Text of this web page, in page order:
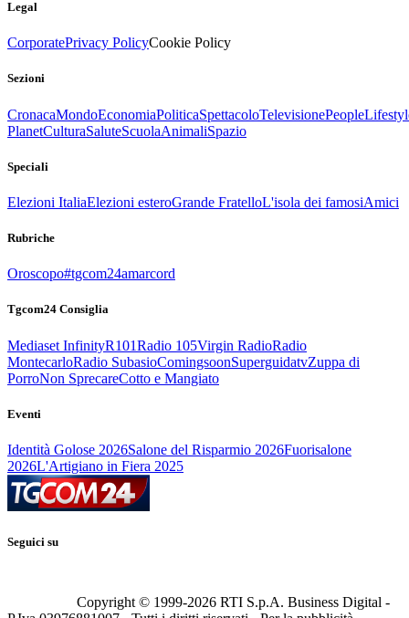
Legal
CorporatePrivacy PolicyCookie Policy
Sezioni
CronacaMondoEconomiaPoliticaSpettacoloTelevisionePeople
PlanetCulturaSaluteScuolaAnimaliSpazio
Speciali
Elezioni ItaliaElezioni esteroGrande FratelloL'isola dei famosiAmici
Rubriche
Oroscopo#tgcom24amarcord
Tgcom24 Consiglia
Mediaset InfinityR101Radio 105Virgin RadioRadio
MontecarloRadio SubasioComingsoonSuperguidatvZuppa di
PorroNon SprecareCotto e Mangiato
Eventi
Identità Golose 2026Salone del Risparmio 2026Fuorisalone
2026L'Artigiano in Fiera 2025
Seguici su
Copyright © 1999-2026 RTI S.p.A. Business Digital -